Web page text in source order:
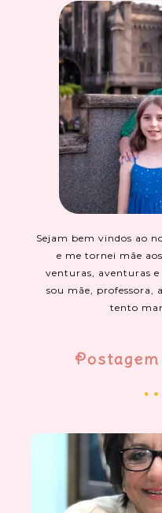
Sejam bem vindos ao
e me tornei mãe
venturas, aventuras
sou mãe, professora,
tento